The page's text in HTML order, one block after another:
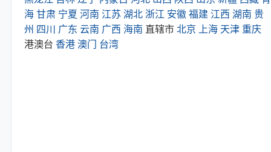
海甘肃 宁夏 河南 江苏 湖北 浙江 安徽福建 江西 湖南 贵
州 四川 广东 云南 广西 海南 直辖市北京 上海 天津 重庆
港澳台 香港澳门 台湾